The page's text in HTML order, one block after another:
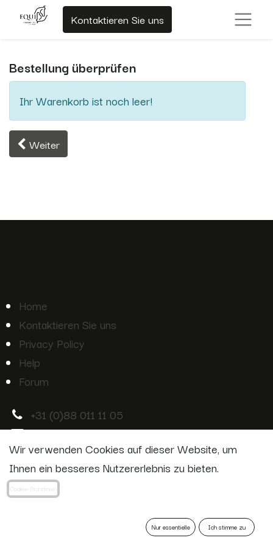
Kontaktieren Sie uns
Bestellung überprüfen
Ihr Warenkorb ist noch leer!
Weiter
Home
Kontaktieren Sie uns
Privacy Policy
Help
Forum
+31 (0)88 011 11 05
info@mecan.nl
Copyright © Equi products Deutsch
Wir verwenden Cookies auf dieser Website, um
Ihnen ein besseres Nutzererlebnis zu bieten.
Cookie-Richtlinien
Nur essentielle Ich stimme zu